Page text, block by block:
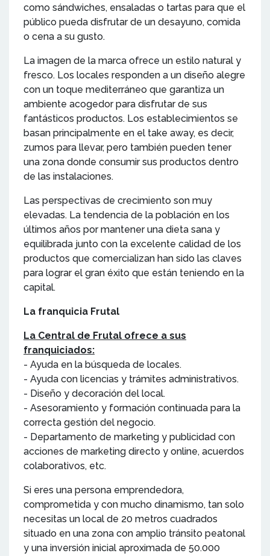
como sándwiches, ensaladas o tartas para que el
público pueda disfrutar de un desayuno, comida
o cena a su gusto.
La imagen de la marca ofrece un estilo natural y
fresco. Los locales responden a un diseño alegre
con un toque mediterráneo que garantiza un
ambiente acogedor para disfrutar de sus
fantásticos productos. Los establecimientos se
basan principalmente en el take away, es decir,
zumos para llevar, pero también pueden tener
una zona donde consumir sus productos dentro
de las instalaciones.
Las perspectivas de crecimiento son muy
elevadas. La tendencia de la población en los
últimos años por mantener una dieta sana y
equilibrada junto con la excelente calidad de los
productos que comercializan han sido las claves
para lograr el gran éxito que están teniendo en la
capital.
La franquicia Frutal
La Central de Frutal ofrece a sus
franquiciados:
- Ayuda en la búsqueda de locales.
- Ayuda con licencias y trámites administrativos.
- Diseño y decoración del local.
- Asesoramiento y formación continuada para la
correcta gestión del negocio.
- Departamento de marketing y publicidad con
acciones de marketing directo y online, acuerdos
colaborativos, etc.
Si eres una persona emprendedora,
comprometida y con mucho dinamismo, tan solo
necesitas un local de 20 metros cuadrados
situado en una zona con amplio tránsito peatonal
y una inversión inicial aproximada de 50.000